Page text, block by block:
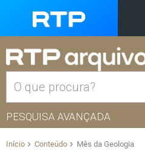
PESQUISA AVANÇADA
Início Conteúdo Mês da Geologia